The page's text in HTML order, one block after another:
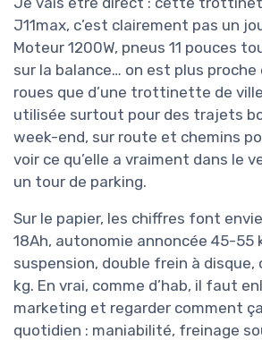
J11max, c’est clairement pas un
Moteur 1200W, pneus 11 pouces
sur la balance… on est plus proche
roues que d’une trottinette de
utilisée surtout pour des trajets
week-end, sur route et chemins
voir ce qu’elle a vraiment dans le
un tour de parking.
Sur le papier, les chiffres font
18Ah, autonomie annoncée 45-55
suspension, double frein à disque,
kg. En vrai, comme d’hab, il faut
marketing et regarder comment
quotidien : maniabilité, freinage